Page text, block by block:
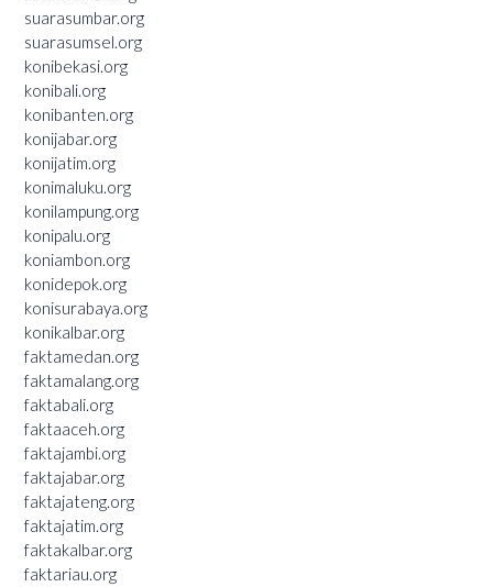
suarasumbar.org
suarasumsel.org
konibekasi.org
konibali.org
konibanten.org
konijabar.org
konijatim.org
konimaluku.org
konilampung.org
konipalu.org
koniambon.org
konidepok.org
konisurabaya.org
konikalbar.org
faktamedan.org
faktamalang.org
faktabali.org
faktaaceh.org
faktajambi.org
faktajabar.org
faktajateng.org
faktajatim.org
faktakalbar.org
faktariau.org